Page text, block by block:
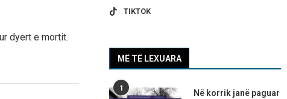
dyert e mortit.
TIKTOK
MË TË LEXUARA
1
Në korrik janë paguar